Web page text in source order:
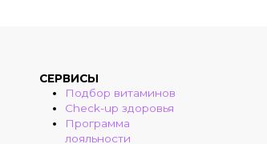
СЕРВИСЫ
Подбор витаминов
Check-up здоровья
Программа
лояльности